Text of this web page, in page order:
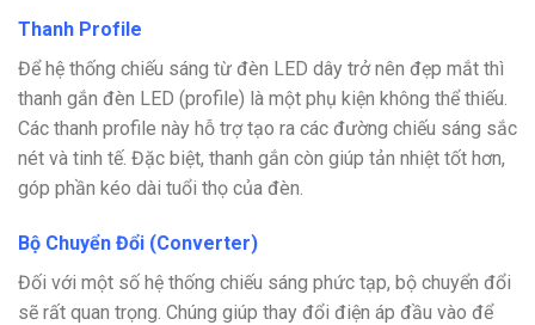
Thanh Profile
Để hệ thống chiếu sáng từ đèn LED dây trở nên đẹp mắt thì
thanh gắn đèn LED (profile) là một phụ kiện không thể thiếu.
Các thanh profile này hỗ trợ tạo ra các đường chiếu sáng sắc
nét và tinh tế. Đặc biệt, thanh gắn còn giúp tản nhiệt tốt hơn,
góp phần kéo dài tuổi thọ của đèn.
Bộ Chuyển Đổi (Converter)
Đối với một số hệ thống chiếu sáng phức tạp, bộ chuyển đổi
sẽ rất quan trọng. Chúng giúp thay đổi điện áp đầu vào để